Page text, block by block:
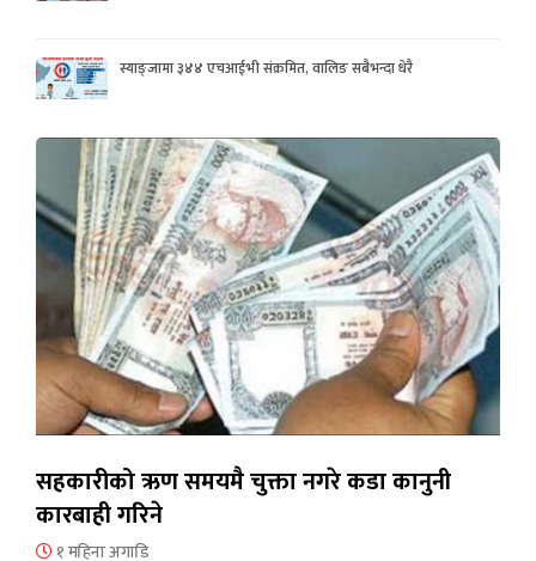
स्याङ्जामा ३४४ एचआईभी संक्रमित, वालिङ सबैभन्दा धेरै
सहकारीको ऋण समयमै चुक्ता नगरे कडा कानुनी
कारबाही गरिने
१ महिना अगाडि